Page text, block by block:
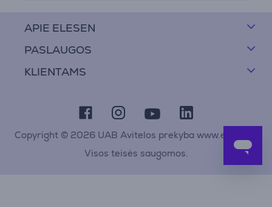
APIE ELESEN
PASLAUGOS
KLIENTAMS
Copyright © 2026 UAB Avitelos prekyba www.elesen.lt
Visos teisės saugomos.